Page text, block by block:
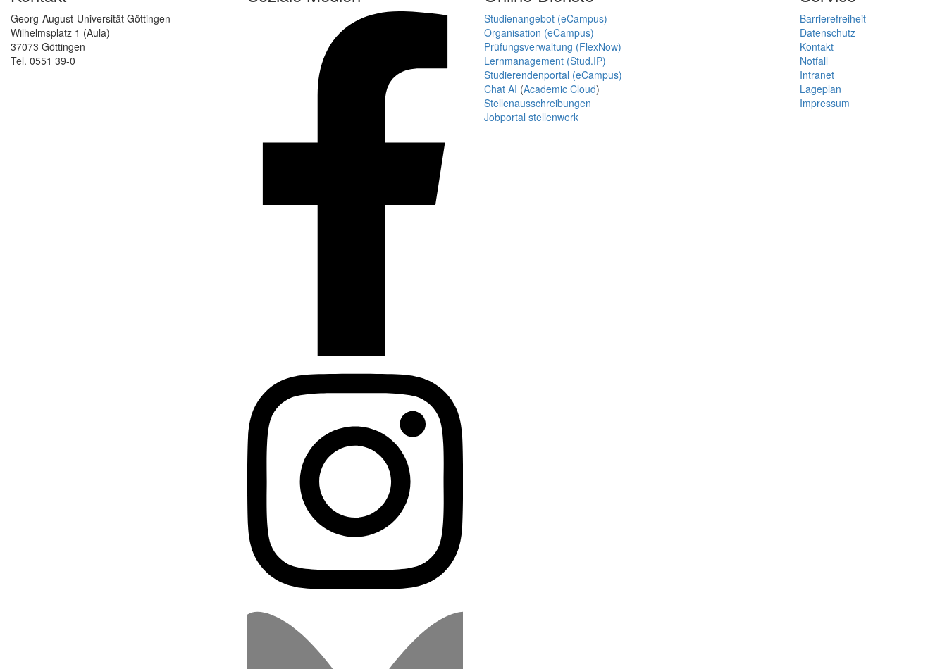
Georg-August-Universität Göttingen
Wilhelmsplatz 1 (Aula)
37073 Göttingen
Tel. 0551 39-0
Studienangebot (eCampus)
Organisation (eCampus)
Prüfungsverwaltung (FlexNow)
Lernmanagement (Stud.IP)
Studierendenportal (eCampus)
Chat AI (Academic Cloud)
Stellenausschreibungen
Jobportal stellenwerk
Barrierefreiheit
Datenschutz
Kontakt
Notfall
Intranet
Lageplan
Impressum